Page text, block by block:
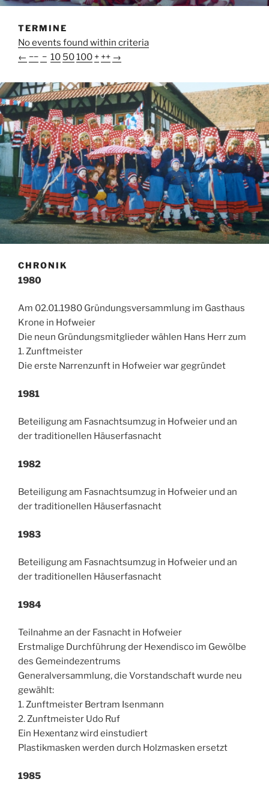
TERMINE
No events found within criteria
← −− − 10 50100 + ++ →
CHRONIK
1980
Am 02.01.1980 Gründungsversammlung im Gasthaus
Krone in Hofweier
Die neun Gründungsmitglieder wählen Hans Herr zum
1. Zunftmeister
Die erste Narrenzunft in Hofweier war gegründet
1981
Beteiligung am Fasnachtsumzug in Hofweier und an
der traditionellen Häuserfasnacht
1982
Beteiligung am Fasnachtsumzug in Hofweier und an
der traditionellen Häuserfasnacht
1983
Beteiligung am Fasnachtsumzug in Hofweier und an
der traditionellen Häuserfasnacht
1984
Teilnahme an der Fasnacht in Hofweier
Erstmalige Durchführung der Hexendisco im Gewölbe
des Gemeindezentrums
Generalversammlung, die Vorstandschaft wurde neu
gewählt:
1. Zunftmeister Bertram Isenmann
2. Zunftmeister Udo Ruf
Ein Hexentanz wird einstudiert
Plastikmasken werden durch Holzmasken ersetzt
1985